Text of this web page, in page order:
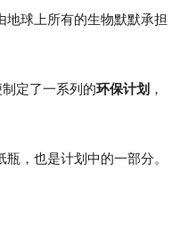
地球上所有的生物默默承担
定了一系列的环保计划 ，
，也是计划中的一部分。